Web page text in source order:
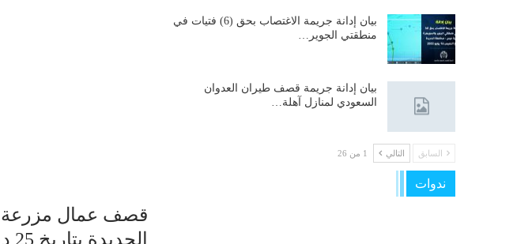
قصف عمال مزرعة
الحديدة بتاريخ 25 ديسمبر 2017
بيان إدانة جريمة الاغتصاب بحق (6) فتيات في
منطقتي الجوير…
بيان إدانة جريمة قصف طيران العدوان
السعودي لمنازل آهلة…
السابق التالي 1 من 26
ندوات